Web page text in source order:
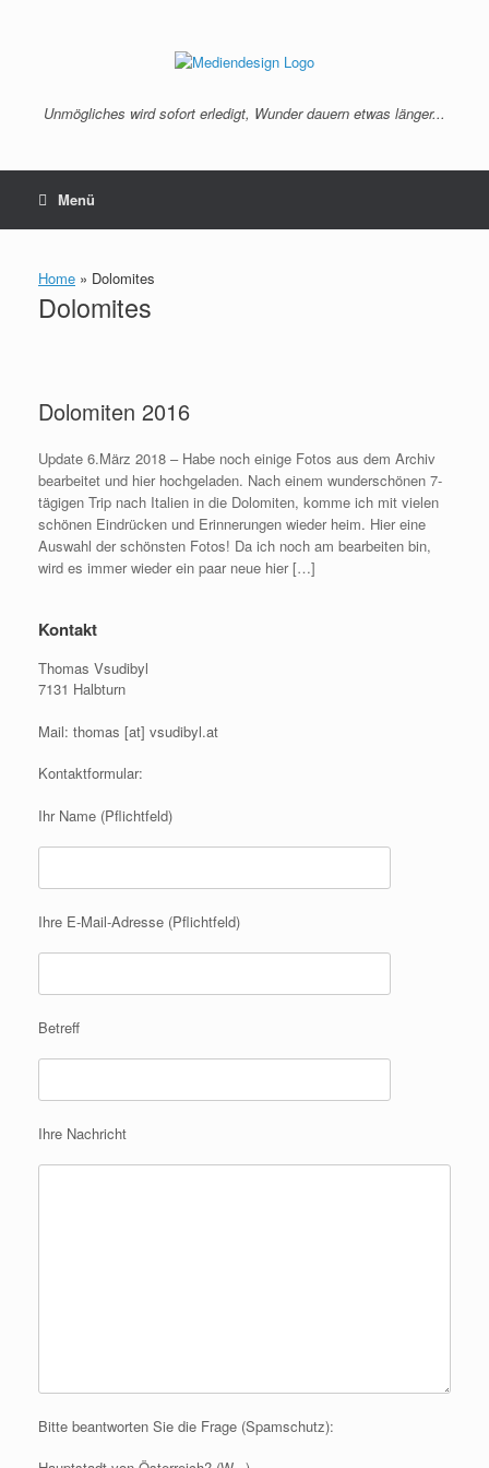
Unmögliches wird sofort erledigt, Wunder dauern etwas länger...
Menü
Home » Dolomites
Dolomites
Dolomiten 2016
Update 6.März 2018 – Habe noch einige Fotos aus dem Archiv
bearbeitet und hier hochgeladen. Nach einem wunderschönen 7-
tägigen Trip nach Italien in die Dolomiten, komme ich mit vielen
schönen Eindrücken und Erinnerungen wieder heim. Hier eine
Auswahl der schönsten Fotos! Da ich noch am bearbeiten bin,
wird es immer wieder ein paar neue hier […]
Kontakt
Thomas Vsudibyl
7131 Halbturn
Mail: thomas [at] vsudibyl.at
Kontaktformular:
Ihr Name (Pflichtfeld)
Ihre E-Mail-Adresse (Pflichtfeld)
Betreff
Ihre Nachricht
Bitte beantworten Sie die Frage (Spamschutz):